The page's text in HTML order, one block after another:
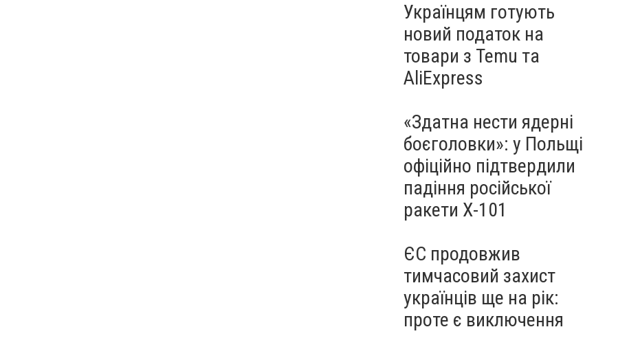
Українцям готують
новий податок на
товари з Temu та
AliExpress
«Здатна нести ядерні
боєголовки»: у Польщі
офіційно підтвердили
падіння російської
ракети Х-101
ЄС продовжив
тимчасовий захист
українців ще на рік:
проте є виключення